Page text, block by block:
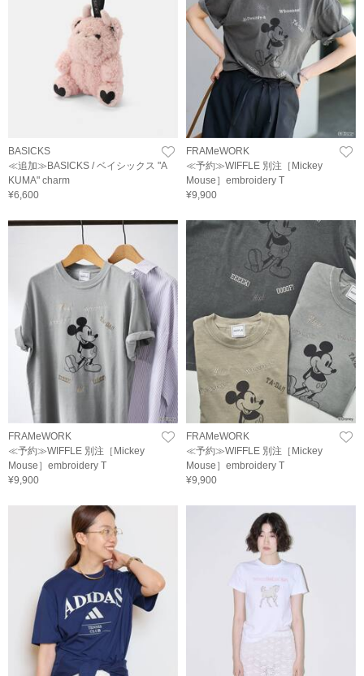
BASICKS
≪追加≫BASICKS / ベイシックス "A
KUMA" charm
¥6,600
FRAMeWORK
≪予約≫WIFFLE 別注［Mickey
Mouse］embroidery T
¥9,900
FRAMeWORK
≪予約≫WIFFLE 別注［Mickey
Mouse］embroidery T
¥9,900
FRAMeWORK
≪予約≫WIFFLE 別注［Mickey
Mouse］embroidery T
¥9,900